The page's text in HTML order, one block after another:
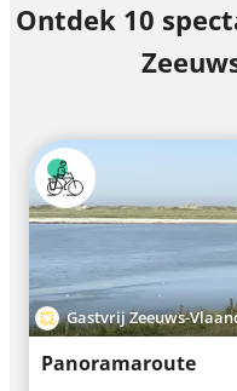
Ontdek 10
Gastvrij Zeeuws-
Panoramaroute